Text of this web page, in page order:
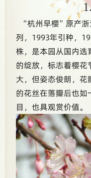
“杭州早樱”原产浙
列，1993年引种，
株，是本园从国内选
的绽放，标志着樱
大，但姿态俊朗，
的花丝在落瓣后也
目，也具观赏价值。